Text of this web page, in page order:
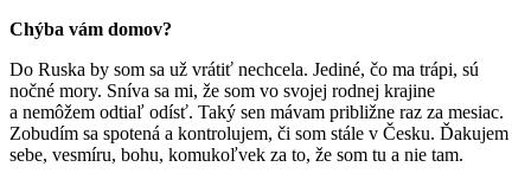
Chýba vám domov?
Do Ruska by som sa už vrátiť nechcela. Jediné, čo ma trápi, sú
nočné mory. Sníva sa mi, že som vo svojej rodnej krajine
a nemôžem odtiaľ odísť. Taký sen mávam približne raz za mesiac.
Zobudím sa spotená a kontrolujem, či som stále v Česku. Ďakujem
sebe, vesmíru, bohu, komukoľvek za to, že som tu a nie tam.